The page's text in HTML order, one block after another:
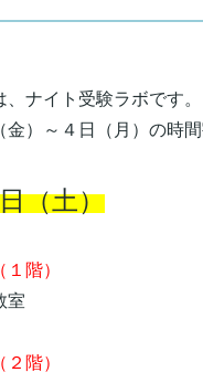
、ナイト受験ラボです。
金）～４日（月）の時
（土）
階）
２階）